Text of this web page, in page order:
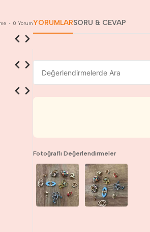
• 0 YorumYORUMLARSORU & CEVAP
Fotoğraflı Değerlendirmeler